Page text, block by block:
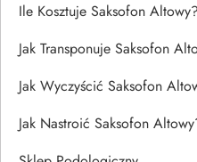
Ile Kosztuje Saksofon Altowy?
Jak Transponuje Saksofon
Jak Wyczyścić Saksofon
Jak Nastroić Saksofon